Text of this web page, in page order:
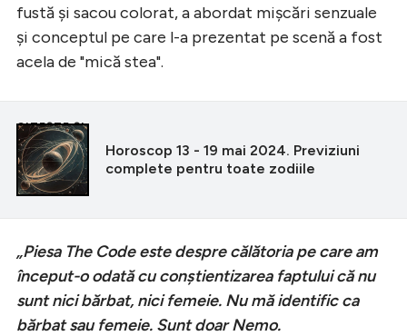
fustă şi sacou colorat, a abordat mişcări senzuale
şi conceptul pe care l-a prezentat pe scenă a fost
acela de "mică stea".
CITEȘTE ȘI
Horoscop 13 - 19 mai 2024. Previziuni
complete pentru toate zodiile
„Piesa The Code este despre călătoria pe care am
început-o odată cu conştientizarea faptului că nu
sunt nici bărbat, nici femeie. Nu mă identific ca
bărbat sau femeie. Sunt doar Nemo.